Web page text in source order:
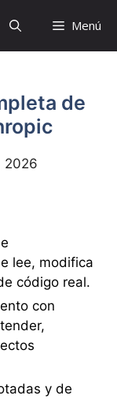
Menú
de
2026
lee, modifica
código real.
con
y de